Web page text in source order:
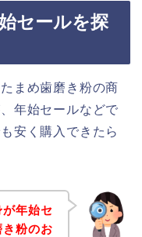
セールを探
まめ歯磨き粉の商
年始セールなどで
安く購入できたら
年始セ
粉のお